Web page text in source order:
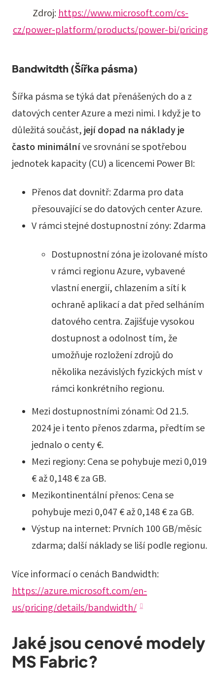
Zdroj:https://www.microsoft.com/cs-
cz/power-platform/products/power-bi/pricing
Bandwitdth (Šířka pásma)
Šířka pásma se týká dat přenášených do a z
datových center Azure a mezi nimi. I když je to
důležitá součást,její dopad na náklady je
často minimálníve srovnání se spotřebou
jednotek kapacity (CU) a licencemi Power BI:
Přenos dat dovnitř: Zdarma pro data
přesouvající se do datových center Azure.
V rámci stejné dostupnostní zóny: Zdarma
Dostupnostní zóna je izolované místo
v rámci regionu Azure, vybavené
vlastní energií, chlazením a sítí k
ochraně aplikací a dat před selháním
datového centra. Zajišťuje vysokou
dostupnost a odolnost tím, že
umožňuje rozložení zdrojů do
několika nezávislých fyzických míst v
rámci konkrétního regionu.
Mezi dostupnostními zónami: Od 21.5.
2024 je i tento přenos zdarma, předtím se
jednalo o centy €.
Mezi regiony: Cena se pohybuje mezi 0,019
€ až 0,148 € za GB.
Mezikontinentální přenos: Cena se
pohybuje mezi 0,047 € až 0,148 € za GB.
Výstup na internet: Prvních 100 GB/měsíc
zdarma; další náklady se liší podle regionu.
Více informací o cenách Bandwidth:
https://azure.microsoft.com/en-
us/pricing/details/bandwidth/
Jaké jsou cenové modely
MS Fabric?